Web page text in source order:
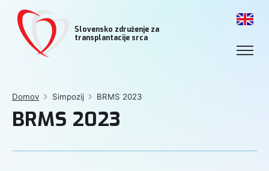
Slovensko združenje za
transplantacije srca
Domov Simpozij BRMS 2023
BRMS 2023